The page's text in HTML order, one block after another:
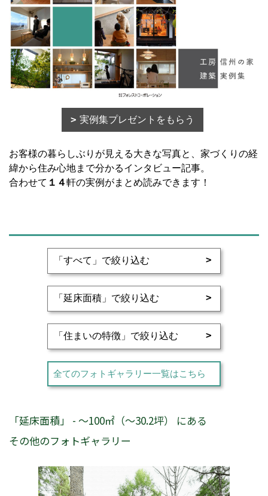
実例集プレゼントをもらう
お客様の暮らしぶりが見える大きな写真と、家づくりの経
緯から住み心地まで分かるインタビュー記事。
合わせて １４軒の実例がまとめ読みできます！
全てのフォトギャラリー一覧はこちら
「延床面積」 - ～100㎡（～30.2坪） にある
その他のフォトギャラリー